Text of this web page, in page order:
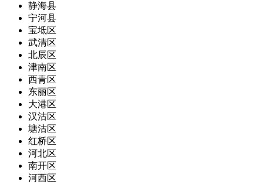
静海县
宁河县
宝坻区
武清区
北辰区
津南区
西青区
东丽区
大港区
汉沽区
塘沽区
红桥区
河北区
南开区
河西区